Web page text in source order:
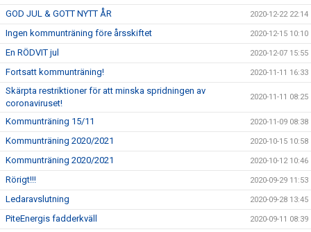
GOD JUL & GOTT NYTT ÅR 2020-12-22 22:14
Ingen kommunträning före årsskiftet 2020-12-15 10:10
En RÖDVIT jul 2020-12-07 15:55
Fortsatt kommunträning! 2020-11-11 16:33
Skärpta restriktioner för att minska spridningen av
coronaviruset!
2020-11-11 08:25
Kommunträning 15/11 2020-11-09 08:38
Kommunträning 2020/2021 2020-10-15 10:58
Kommunträning 2020/2021 2020-10-12 10:46
Rörigt!!! 2020-09-29 11:53
Ledaravslutning 2020-09-28 13:45
PiteEnergis fadderkväll 2020-09-11 08:39